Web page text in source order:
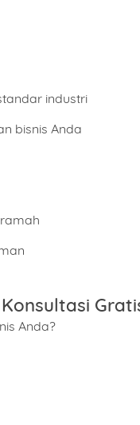
industri
bisnis Anda
Anda?